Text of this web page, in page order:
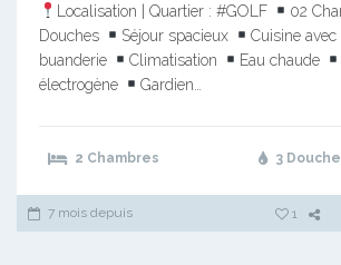
Localisation | Quartier : #GOLF
02
Douches
Séjour spacieux
Cuisine avec
buanderie
Climatisation Eau chaude
électrogène
Gardien…
2 Chambres 3
7 mois depuis 1